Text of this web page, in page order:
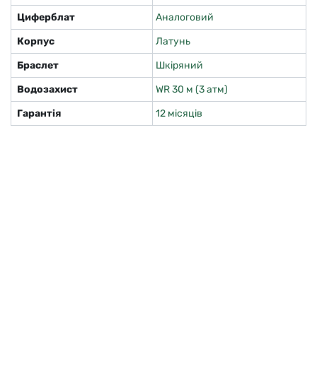
Циферблат
Аналоговий
Корпус
Латунь
Браслет
Шкіряний
Водозахист
WR 30 м (3 атм)
Гарантія
12 місяців